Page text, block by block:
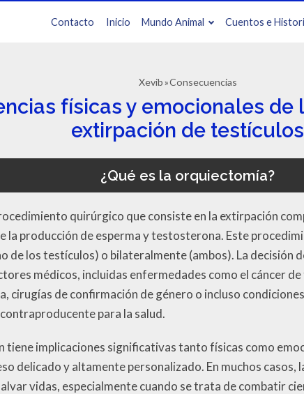
Contacto Inicio Mundo Animal Cuentos e
Xevib Consecuencias
físicas y emocionales
extirpación de testículos
¿Qué es la orquiectomía?
quirúrgico que consiste en la extirpación
la producción de esperma y testosterona. Este
de los testículos) o bilateralmente (ambos). La decisión
médicos, incluidas enfermedades como el cáncer
cirugías de confirmación de género o incluso
para la salud.
tiene implicaciones significativas tanto físicas como
delicado y altamente personalizado. En muchos
vidas, especialmente cuando se trata de combatir